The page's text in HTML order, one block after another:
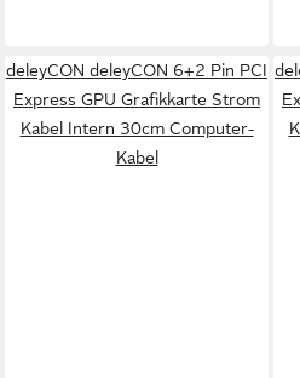
deleyCON deleyCON 6+2 Pin PCI
Express GPU Grafikkarte Strom
Kabel Intern 30cm Computer-
Kabel